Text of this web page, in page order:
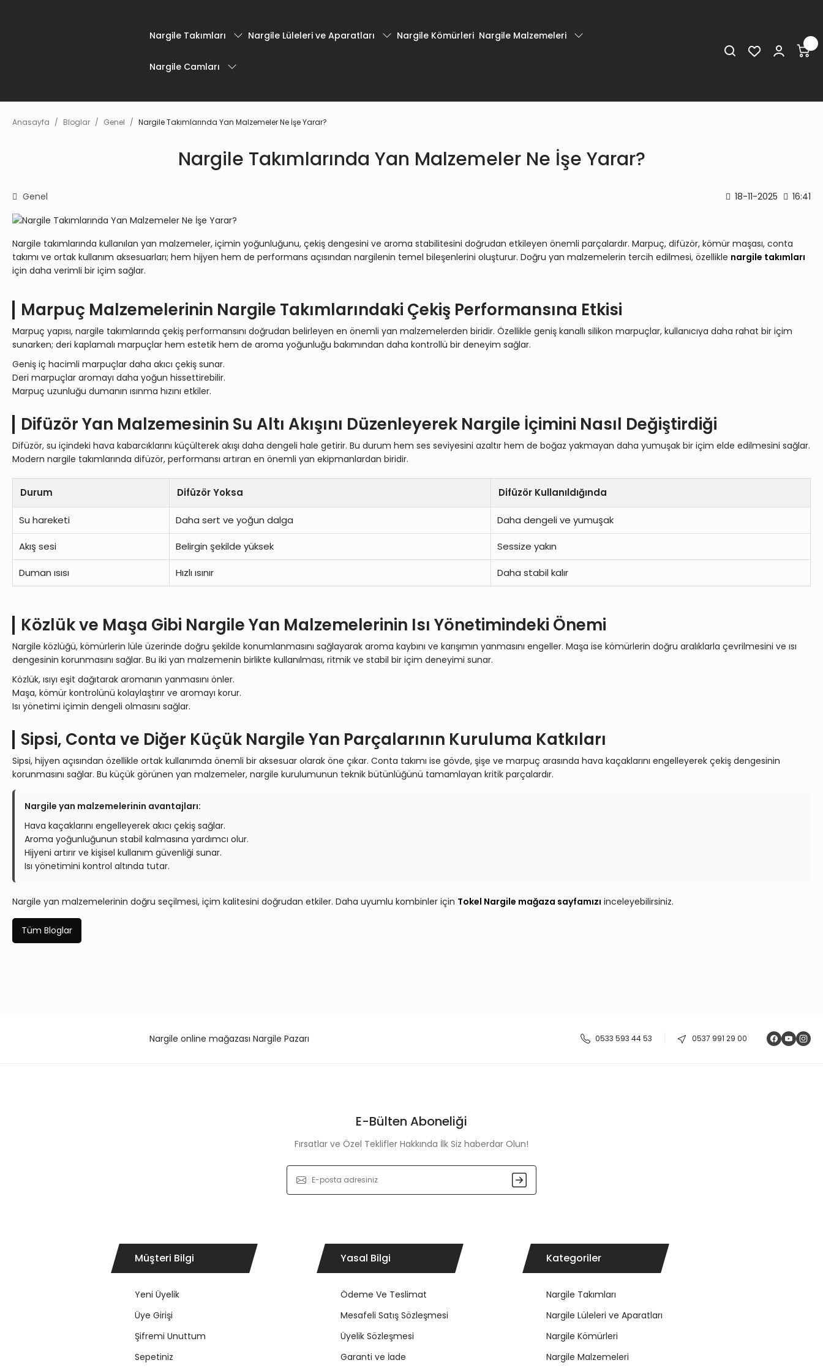
Nargile Takımları Nargile Lüleleri ve Aparatları Nargile Kömürleri Nargile Malzemeleri
Nargile Camları
Anasayfa Bloglar Genel Nargile Takımlarında Yan Malzemeler Ne İşe Yarar?
Nargile Takımlarında Yan Malzemeler Ne İşe Yarar?
Genel 18-11-2025 16:41
Nargile takımlarında kullanılan yan malzemeler, içimin yoğunluğunu, çekiş dengesini ve aroma stabilitesini doğrudan etkileyen önemli parçalardır. Marpuç, difüzör, kömür maşası, conta
takımı ve ortak kullanım aksesuarları; hem hijyen hem de performans açısından nargilenin temel bileşenlerini oluşturur. Doğru yan malzemelerin tercih edilmesi, özellikle nargile takımları
için daha verimli bir içim sağlar.
Marpuç Malzemelerinin Nargile Takımlarındaki Çekiş Performansına Etkisi
Marpuç yapısı, nargile takımlarında çekiş performansını doğrudan belirleyen en önemli yan malzemelerden biridir. Özellikle geniş kanallı silikon marpuçlar, kullanıcıya daha rahat bir içim
sunarken; deri kaplamalı marpuçlar hem estetik hem de aroma yoğunluğu bakımından daha kontrollü bir deneyim sağlar.
Geniş iç hacimli marpuçlar daha akıcı çekiş sunar.
Deri marpuçlar aromayı daha yoğun hissettirebilir.
Marpuç uzunluğu dumanın ısınma hızını etkiler.
Difüzör Yan Malzemesinin Su Altı Akışını Düzenleyerek Nargile İçimini Nasıl Değiştirdiği
Difüzör, su içindeki hava kabarcıklarını küçülterek akışı daha dengeli hale getirir. Bu durum hem ses seviyesini azaltır hem de boğaz yakmayan daha yumuşak bir içim elde edilmesini sağlar.
Modern nargile takımlarında difüzör, performansı artıran en önemli yan ekipmanlardan biridir.
Durum Difüzör Yoksa Difüzör Kullanıldığında
Su hareketi Daha sert ve yoğun dalga Daha dengeli ve yumuşak
Akış sesi Belirgin şekilde yüksek Sessize yakın
Duman ısısı Hızlı ısınır Daha stabil kalır
Közlük ve Maşa Gibi Nargile Yan Malzemelerinin Isı Yönetimindeki Önemi
Nargile közlüğü, kömürlerin lüle üzerinde doğru şekilde konumlanmasını sağlayarak aroma kaybını ve karışımın yanmasını engeller. Maşa ise kömürlerin doğru aralıklarla çevrilmesini ve ısı
dengesinin korunmasını sağlar. Bu iki yan malzemenin birlikte kullanılması, ritmik ve stabil bir içim deneyimi sunar.
Közlük, ısıyı eşit dağıtarak aromanın yanmasını önler.
Maşa, kömür kontrolünü kolaylaştırır ve aromayı korur.
Isı yönetimi içimin dengeli olmasını sağlar.
Sipsi, Conta ve Diğer Küçük Nargile Yan Parçalarının Kuruluma Katkıları
Sipsi, hijyen açısından özellikle ortak kullanımda önemli bir aksesuar olarak öne çıkar. Conta takımı ise gövde, şişe ve marpuç arasında hava kaçaklarını engelleyerek çekiş dengesinin
korunmasını sağlar. Bu küçük görünen yan malzemeler, nargile kurulumunun teknik bütünlüğünü tamamlayan kritik parçalardır.
Nargile yan malzemelerinin avantajları:
Hava kaçaklarını engelleyerek akıcı çekiş sağlar.
Aroma yoğunluğunun stabil kalmasına yardımcı olur.
Hijyeni artırır ve kişisel kullanım güvenliği sunar.
Isı yönetimini kontrol altında tutar.
Nargile yan malzemelerinin doğru seçilmesi, içim kalitesini doğrudan etkiler. Daha uyumlu kombinler için Tokel Nargile mağaza sayfamızı inceleyebilirsiniz.
Tüm Bloglar
Nargile online mağazası Nargile Pazarı 0533 593 44 53 0537 991 29 00
E-Bülten Aboneliği
Fırsatlar ve Özel Teklifler Hakkında İlk Siz haberdar Olun!
Müşteri Bilgi
Yeni Üyelik
Üye Girişi
Şifremi Unuttum
Sepetiniz
Yasal Bilgi
Ödeme Ve Teslimat
Mesafeli Satış Sözleşmesi
Üyelik Sözleşmesi
Garanti ve İade
Kategoriler
Nargile Takımları
Nargile Lüleleri ve Aparatları
Nargile Kömürleri
Nargile Malzemeleri